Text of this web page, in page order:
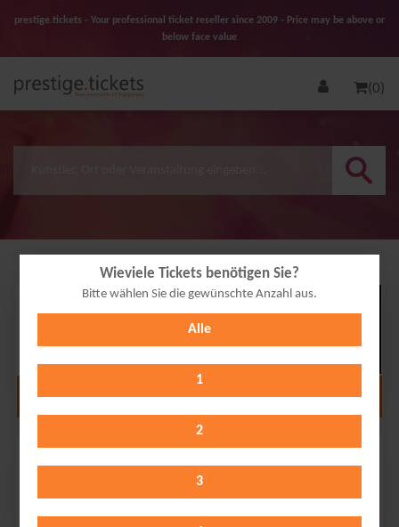
prestige.tickets - Your professional ticket reseller since 2009 - Price may be above or
below face value
(0)
Wieviele Tickets benötigen Sie?
Bitte wählen Sie die gewünschte Anzahl aus.
Alle
1
2
3
06
Alle Termine anzeigen
Schön & Frölich // Braunschweig
Friday 06.11.2026